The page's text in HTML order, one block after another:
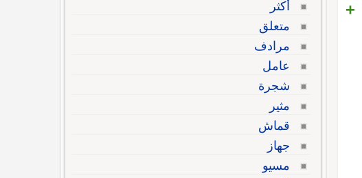
+
أكثر
متعلق
مرادف
عامل
شجرة
مثير
قماش
جهاز
مسيو